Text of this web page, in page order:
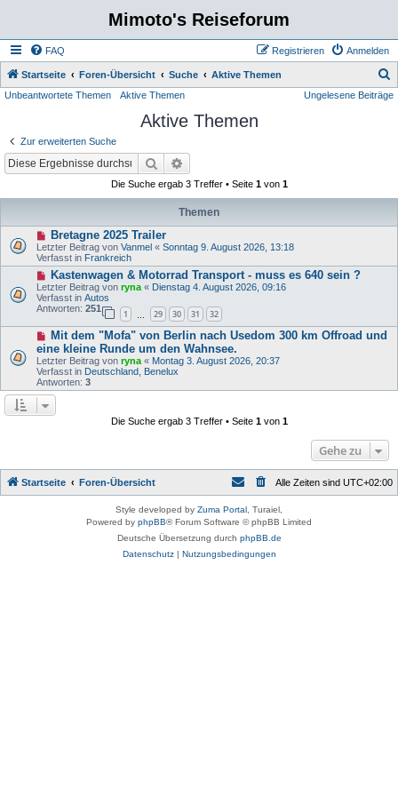
Mimoto's Reiseforum
FAQ Anmelden
Registrieren
Startseite Foren-Übersicht Suche Aktive Themen
u
Unbeantwortete Themen Aktive Themen Ungelesene Beiträge
Aktive Themen
Zur erweiterten Suche
Suche
Die Suche ergab 3 Treffer • Seite 1von 1
Themen
N
e
u
e
B
e
i
r
a
g
Bretagne 2025 Trailer
Letzter Beitrag von Vanmel « Sonntag 9. August 2026, 13:18
Verfasst in Frankreich
N
e
u
e
r
B
i
t
r
a
g
Kastenwagen & Motorrad Transport - muss es 640 sein ?
Letzter Beitrag von ryna « Dienstag 4. August 2026, 09:16
Verfasst in Autos
Antworten: 251
1 29 30 31 32
N
u
e
r
B
e
i
t
Mit dem "Mofa" von Berlin nach Usedom 300 km Offroad und
eine kleine Runde um den Wahnsee.
Letzter Beitrag von ryna « Montag 3. August 2026, 20:37
Verfasst in Deutschland, Benelux
Antworten: 3
Die Suche ergab 3 Treffer • Seite 1von 1
Gehe zu
Startseite Foren-Übersicht Alle Zeiten sind UTC+02:00
Style developed by Zuma Portal , Turaiel,
Powered by phpBB® Forum Software © phpBB Limited
Deutsche Übersetzung durch phpBB.de
Datenschutz| Nutzungsbedingungen